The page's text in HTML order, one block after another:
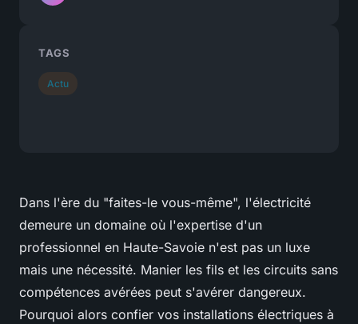
Dans l'ère du "faites-le vous-même", l'électricité
demeure un domaine où l'expertise d'un
professionnel en Haute-Savoie n'est pas un luxe
mais une nécessité. Manier les fils et les circuits sans
compétences avérées peut s'avérer dangereux.
Pourquoi alors confier vos installations électriques à
TAGS
Actu